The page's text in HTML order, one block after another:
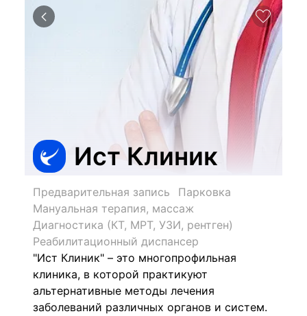
Ист Клиник
Предварительная запись
Парковка
Мануальная терапия, массаж
Диагностика (КТ, МРТ, УЗИ, рентген)
Реабилитационный диспансер
"Ист Клиник" – это многопрофильная
клиника, в которой практикуют
альтернативные методы лечения
заболеваний различных органов и систем.